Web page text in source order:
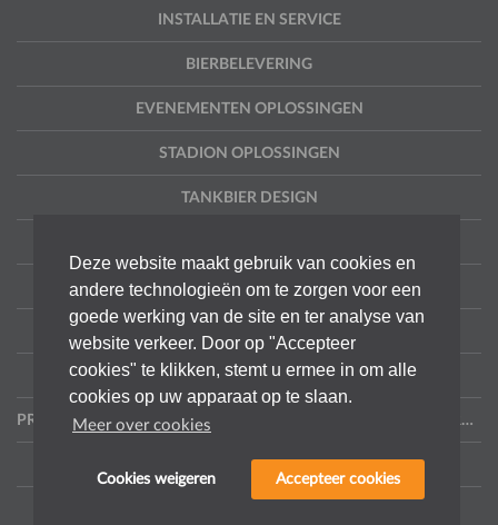
Deze website maakt gebruik van cookies en
andere technologieën om te zorgen voor een
goede werking van de site en ter analyse van
website verkeer. Door op "Accepteer
cookies" te klikken, stemt u ermee in om alle
cookies op uw apparaat op te slaan.
Meer over cookies
Cookies weigeren Accepteer cookies
INSTALLATIE EN SERVICE
BIERBELEVERING
EVENEMENTEN OPLOSSINGEN
STADION OPLOSSINGEN
TANKBIER DESIGN
CONTACT
PRIVACY VERKLARING WEBSITEGEBRUIK
PRIVACYVERKLARING - KLANTEN, LEVERANCIERS E.A. OPDRACHTNEMERS
SITEMAP